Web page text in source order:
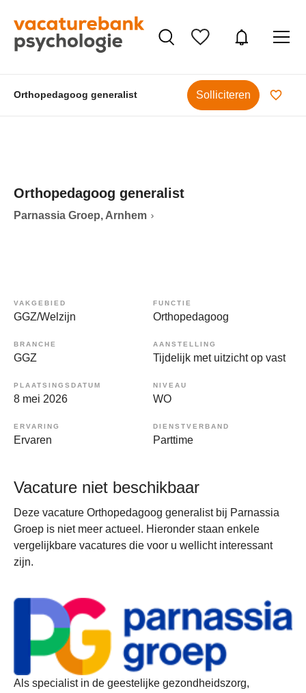
Orthopedagoog generalist Solliciteren
Orthopedagoog generalist
Parnassia Groep, Arnhem
VAKGEBIED
GGZ/Welzijn
FUNCTIE
Orthopedagoog
BRANCHE
GGZ
AANSTELLING
Tijdelijk met uitzicht op vast
PLAATSINGSDATUM
8 mei 2026
NIVEAU
WO
ERVARING
Ervaren
DIENSTVERBAND
Parttime
Vacature niet beschikbaar
Deze vacature Orthopedagoog generalist bij Parnassia
Groep is niet meer actueel. Hieronder staan enkele
vergelijkbare vacatures die voor u wellicht interessant
zijn.
Als specialist in de geestelijke gezondheidszorg,